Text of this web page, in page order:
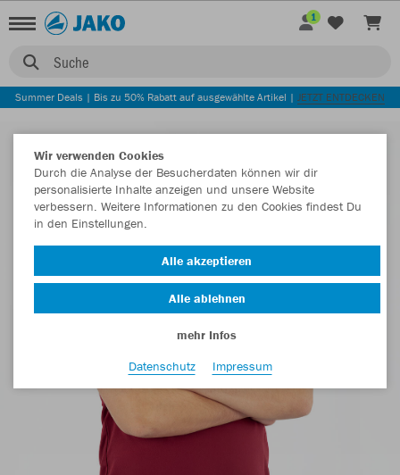
Suche
1
Summer Deals | Bis zu 50% Rabatt auf ausgewählte Artikel | JETZT ENTDECKEN
Wir verwenden Cookies
Durch die Analyse der Besucherdaten können wir dir
personalisierte Inhalte anzeigen und unsere Website
verbessern. Weitere Informationen zu den Cookies findest Du
in den Einstellungen.
Alle akzeptieren
Alle ablehnen
mehr Infos
Datenschutz
Impressum